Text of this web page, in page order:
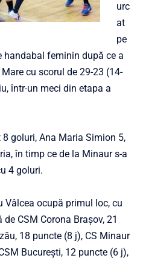
urc
at
pe
feminin după ce a
cu scorul de 29-23 (14-
într-un meci din etapa a
goluri, Ana Maria Simion 5,
în timp ce de la Minaur s-a
4 goluri.
Vâlcea ocupă primul loc, cu
CSM Corona Braşov, 21
18 puncte (8 j), CS Minaur
Bucureşti, 12 puncte (6 j),